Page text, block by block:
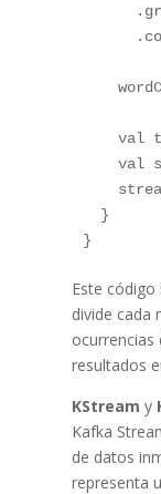
val
val
  }
Este
divide cada
ocurrencias
resultados
KStream y
Kafka
de datos
representa